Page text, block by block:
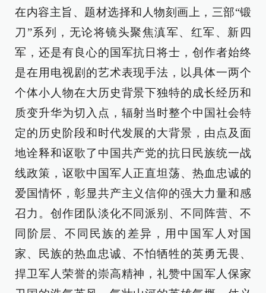
在内容主旨、题材选择和人物刻画上，三部“锻
刀”系列，无论将镜头聚焦滇军、红军、新四
军，还是有良心的国军抗日将士，创作者始终
是在用电视剧的艺术表现手法，以具体一两个
个体小人物在大历史背景下独特的成长经历和
质变升华为切入点，辐射当时整个中国社会特
定的历史阶段和时代发展的大背景，由点及面
地诠释和讴歌了中国共产党的抗日民族统一战
线政策，讴歌中国军人正直坦荡、热血忠诚的
爱国情怀，彰显共产主义信仰的强大力量和感
召力。创作团队淡化不同派别、不同阵营、不
同阶层、不同民族的差异，用中国军人对国
家、民族的热血忠诚、不怕牺牲的英勇无畏、
捍卫军人荣誉的崇高精神，礼赞中国军人保家